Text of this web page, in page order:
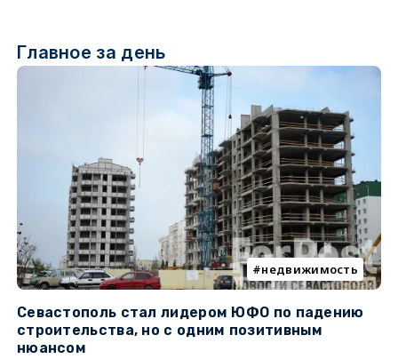
Главное за день
недвижимость
Севастополь стал лидером ЮФО по падению
строительства, но с одним позитивным
нюансом